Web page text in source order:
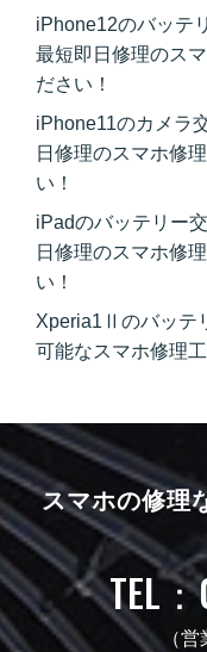
iPhone12のバッテ
最短即日修理のス
ださい！
iPhone11のカメラ
日修理のスマホ修
い！
iPadのバッテリー
日修理のスマホ修
い！
Xperia1Ⅱのバッテ
可能なスマホ修理
スマホの修理
TEL
（